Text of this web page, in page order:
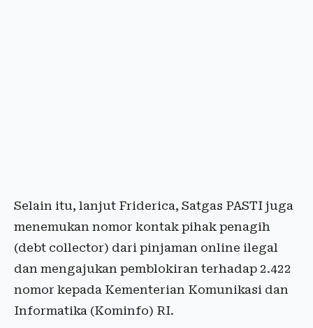
Selain itu, lanjut Friderica, Satgas PASTI juga
menemukan nomor kontak pihak penagih
(debt collector) dari pinjaman online ilegal
dan mengajukan pemblokiran terhadap 2.422
nomor kepada Kementerian Komunikasi dan
Informatika (Kominfo) RI.